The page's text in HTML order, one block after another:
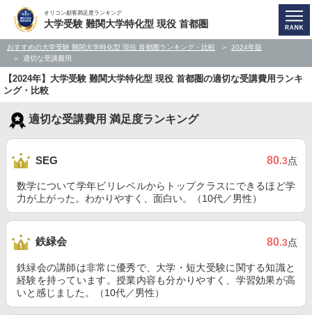
オリコン顧客満足度ランキング
大学受験 難関大学特化型 現役 首都圏
おすすめの大学受験 難関大学特化型 現役 首都圏ランキング・比較
2024年版
適切な受講費用
【2024年】大学受験 難関大学特化型 現役 首都圏の適切な受講費用ランキ
ング・比較
適切な受講費用 満足度ランキング
SEG 80.3点
数学について学年ビリレベルからトップクラスにできるほど学
力が上がった。わかりやすく、面白い。（10代／男性）
鉄緑会 80.3点
鉄緑会の講師は非常に優秀で、大学・短大受験に関する知識と
経験を持っています。授業内容も分かりやすく、学習効果が高
いと感じました。（10代／男性）